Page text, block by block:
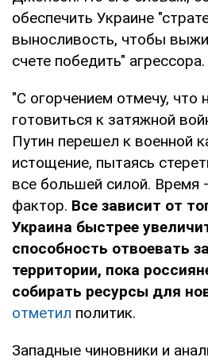
обеспечить Украине
выносливость, чтобы
счете победить" агрессора.
"С огорчением отмечу, что
готовиться к затяжной
Путин перешел к военной
истощение, пытаясь
все большей силой. Время
фактор. Все зависит от
Украина быстрее
способность отвоевать
территории, пока
собирать ресурсы для
отметил политик.
Западные чиновники и